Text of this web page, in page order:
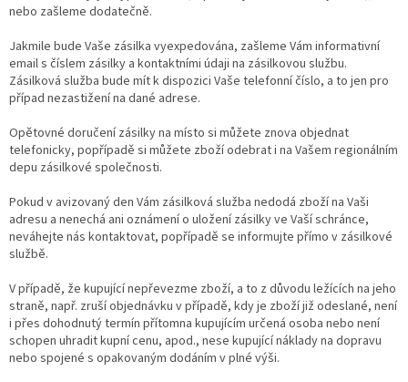
nebo zašleme dodatečně.
Jakmile bude Vaše zásilka vyexpedována, zašleme Vám informativní
email s číslem zásilky a kontaktními údaji na zásilkovou službu.
Zásilková služba bude mít k dispozici Vaše telefonní číslo, a to jen pro
případ nezastižení na dané adrese.
Opětovné doručení zásilky na místo si můžete znova objednat
telefonicky, popřípadě si můžete zboží odebrat i na Vašem regionálním
depu zásilkové společnosti.
Pokud v avizovaný den Vám zásilková služba nedodá zboží na Vaši
adresu a nenechá ani oznámení o uložení zásilky ve Vaší schránce,
neváhejte nás kontaktovat, popřípadě se informujte přímo v zásilkové
službě.
V případě, že kupující nepřevezme zboží, a to z důvodu ležících na jeho
straně, např. zruší objednávku v případě, kdy je zboží již odeslané, není
i přes dohodnutý termín přítomna kupujícím určená osoba nebo není
schopen uhradit kupní cenu, apod., nese kupující náklady na dopravu
nebo spojené s opakovaným dodáním v plné výši.